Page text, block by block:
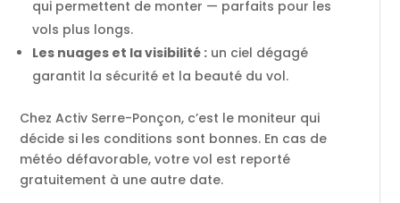
qui permettent de monter — parfaits pour les
vols plus longs.
Les nuages et la visibilité : un ciel dégagé
garantit la sécurité et la beauté du vol.
Chez Activ Serre-Ponçon, c’est le moniteur qui
décide si les conditions sont bonnes. En cas de
météo défavorable, votre vol est reporté
gratuitement à une autre date.